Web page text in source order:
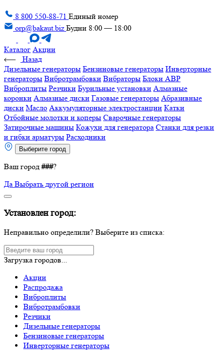
8 800 550-88-71 Единый номер
orp@bakaut.biz Будни 8:00 — 18:00
Каталог Акции
Назад
Дизельные генераторы Бензиновые генераторы Инверторные
генераторы Вибротрамбовки Вибраторы Блоки АВР
Виброплиты Резчики Бурильные установки Алмазные
коронки Алмазные диски Газовые генераторы Абразивные
диски Масло Аккумуляторные электростанции Катки
Отбойные молотки и коперы Сварочные генераторы
Затирочные машины Кожухи для генератора Станки для резки
и гибки арматуры Расходники
Выберите город
Ваш город ###?
Да Выбрать другой регион
Установлен город:
Неправильно определили? Выберите из списка:
Загрузка городов...
Акции
Распродажа
Виброплиты
Вибротрамбовки
Резчики
Дизельные генераторы
Бензиновые генераторы
Инверторные генераторы